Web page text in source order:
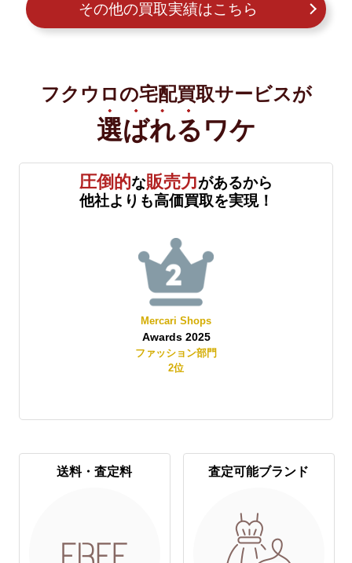
その他の買取実績はこちら
フクウロの宅配買取サービスが
選ばれる ワケ
圧倒的な販売力があるから
他社よりも高価買取を実現！
Mercari Shops
Awards 2025
ファッション部門
2位
送料・査定料 査定可能ブランド